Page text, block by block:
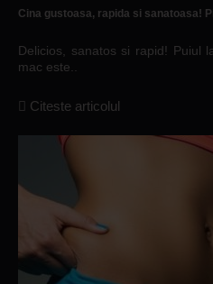
Cina gustoasa, rapida si sanatoasa!
Delicios, sanatos si rapid! Puiul
mac este..
Citeste articolul